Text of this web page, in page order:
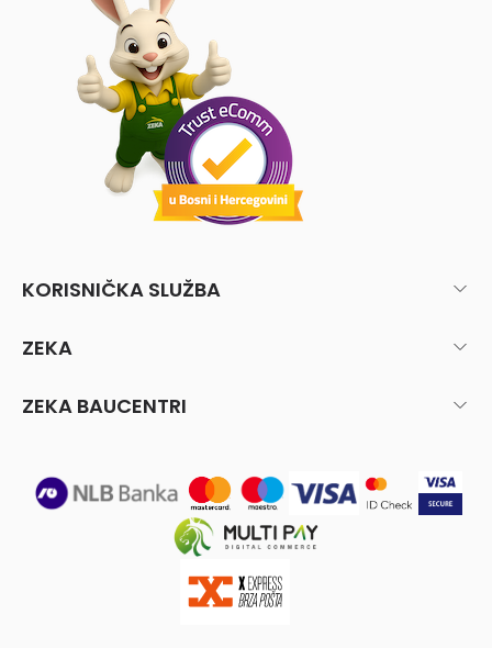
KORISNIČKA SLUŽBA
ZEKA
ZEKA BAUCENTRI